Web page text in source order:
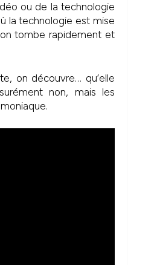
ou de la technologie
la technologie est mise
tombe rapidement et
on découvre… qu’elle
non, mais les